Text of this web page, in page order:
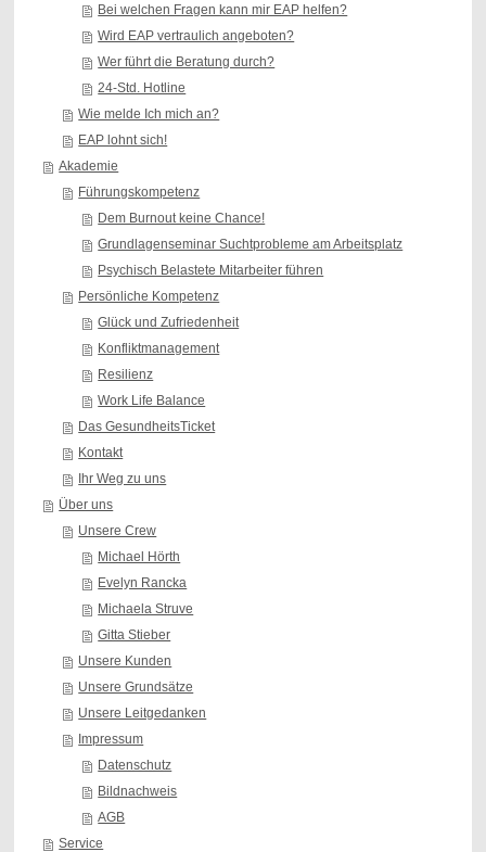
Bei welchen Fragen kann mir EAP helfen?
Wird EAP vertraulich angeboten?
Wer führt die Beratung durch?
24-Std. Hotline
Wie melde Ich mich an?
EAP lohnt sich!
Akademie
Führungskompetenz
Dem Burnout keine Chance!
Grundlagenseminar Suchtprobleme am Arbeitsplatz
Psychisch Belastete Mitarbeiter führen
Persönliche Kompetenz
Glück und Zufriedenheit
Konfliktmanagement
Resilienz
Work Life Balance
Das GesundheitsTicket
Kontakt
Ihr Weg zu uns
Über uns
Unsere Crew
Michael Hörth
Evelyn Rancka
Michaela Struve
Gitta Stieber
Unsere Kunden
Unsere Grundsätze
Unsere Leitgedanken
Impressum
Datenschutz
Bildnachweis
AGB
Service